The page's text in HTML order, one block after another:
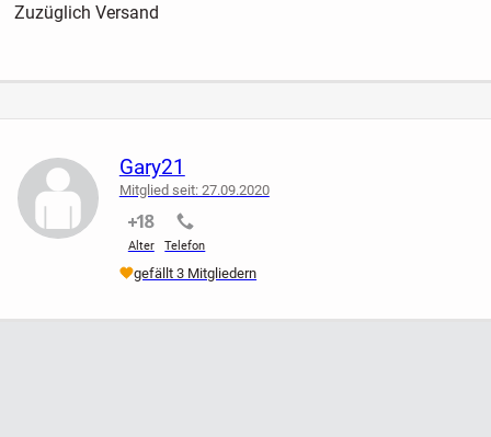
Zuzüglich Versand
Gary21
Mitglied seit: 27.09.2020
Alter
nicht verifiziert
Telefon
nicht verifiziert
gefällt 3 Mitgliedern